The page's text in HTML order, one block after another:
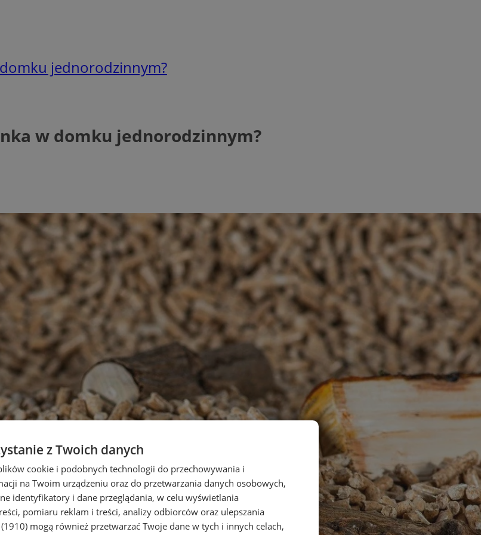
jednorodzinnym?
w domku jednorodzinnym?
z Twoich danych
cookie i podobnych technologii do przechowywania i
na Twoim urządzeniu oraz do przetwarzania danych osobowych,
identyfikatory i dane przeglądania, w celu wyświetlania
pomiaru reklam i treści, analizy odbiorców oraz ulepszania
mogą również przetwarzać Twoje dane w tych i innych celach,